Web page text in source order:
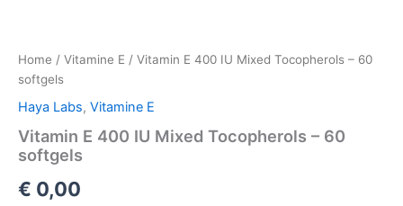
Home / Vitamine E / Vitamin E 400 IU Mixed Tocopherols – 60
softgels
Haya Labs, Vitamine E
Vitamin E 400 IU Mixed Tocopherols – 60
softgels
€ 0,00